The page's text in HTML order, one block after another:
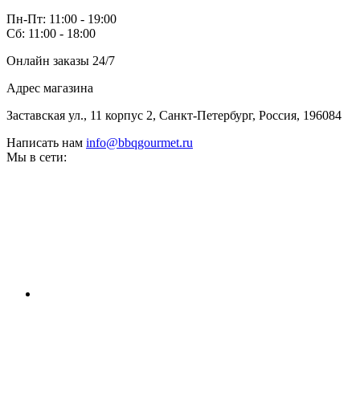
Пн-Пт: 11:00 - 19:00
Сб: 11:00 - 18:00
Онлайн заказы 24/7
Адрес магазина
Заставская ул., 11 корпус 2, Санкт-Петербург, Россия, 196084
Написать нам info@bbqgourmet.ru
Мы в сети: